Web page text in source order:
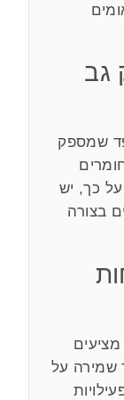
גב
שמספק
על כך, יש
בצורה
שמירה על